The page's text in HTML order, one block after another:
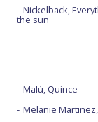
Nickelback,
the sun
Malú, Quince
Melanie